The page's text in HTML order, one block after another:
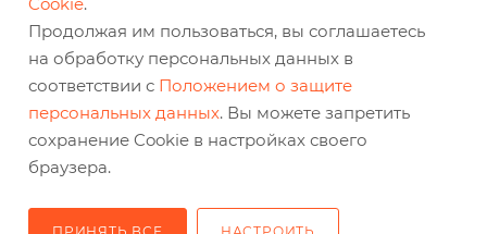
Продолжая им пользоваться, вы соглашаетесь
на обработку персональных данных в
соответствии с Положением о защите
персональных данных. Вы можете запретить
сохранение Cookie в настройках своего
браузера.